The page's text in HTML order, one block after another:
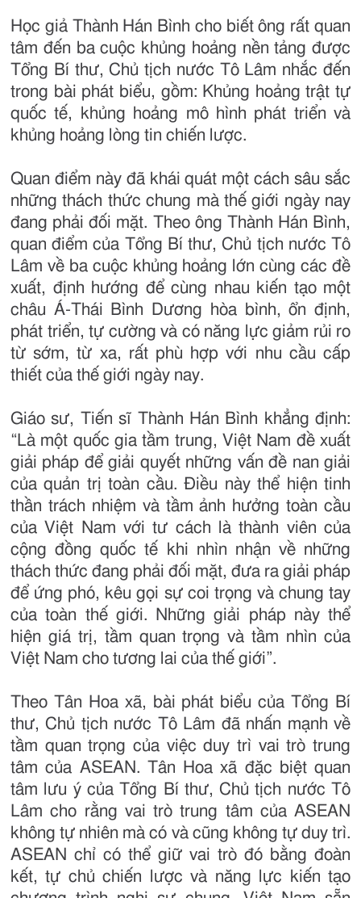
Học giả Thành Hán Bình cho biết ông rất quan
tâm đến ba cuộc khủng hoảng nền tảng được
Tổng Bí thư, Chủ tịch nước Tô Lâm nhắc đến
trong bài phát biểu, gồm: Khủng hoảng trật tự
quốc tế, khủng hoảng mô hình phát triển và
khủng hoảng lòng tin chiến lược.
Quan điểm này đã khái quát một cách sâu sắc
những thách thức chung mà thế giới ngày nay
đang phải đối mặt. Theo ông Thành Hán Bình,
quan điểm của Tổng Bí thư, Chủ tịch nước Tô
Lâm về ba cuộc khủng hoảng lớn cùng các đề
xuất, định hướng để cùng nhau kiến tạo một
châu Á-Thái Bình Dương hòa bình, ổn định,
phát triển, tự cường và có năng lực giảm rủi ro
từ sớm, từ xa, rất phù hợp với nhu cầu cấp
thiết của thế giới ngày nay.
Giáo sư, Tiến sĩ Thành Hán Bình khẳng định:
“Là một quốc gia tầm trung, Việt Nam đề xuất
giải pháp để giải quyết những vấn đề nan giải
của quản trị toàn cầu. Điều này thể hiện tinh
thần trách nhiệm và tầm ảnh hưởng toàn cầu
của Việt Nam với tư cách là thành viên của
cộng đồng quốc tế khi nhìn nhận về những
thách thức đang phải đối mặt, đưa ra giải pháp
để ứng phó, kêu gọi sự coi trọng và chung tay
của toàn thế giới. Những giải pháp này thể
hiện giá trị, tầm quan trọng và tầm nhìn của
Việt Nam cho tương lai của thế giới”.
Theo Tân Hoa xã, bài phát biểu của Tổng Bí
thư, Chủ tịch nước Tô Lâm đã nhấn mạnh về
tầm quan trọng của việc duy trì vai trò trung
tâm của ASEAN. Tân Hoa xã đặc biệt quan
tâm lưu ý của Tổng Bí thư, Chủ tịch nước Tô
Lâm cho rằng vai trò trung tâm của ASEAN
không tự nhiên mà có và cũng không tự duy trì.
ASEAN chỉ có thể giữ vai trò đó bằng đoàn
kết, tự chủ chiến lược và năng lực kiến tạo